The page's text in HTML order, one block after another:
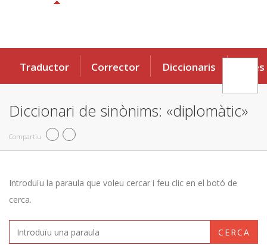
Traductor Corrector Diccionaris Eines
Diccionari de sinònims: «diplomàtic»
Compartiu
Introduïu la paraula que voleu cercar i feu clic en el botó de
cerca.
CERCA